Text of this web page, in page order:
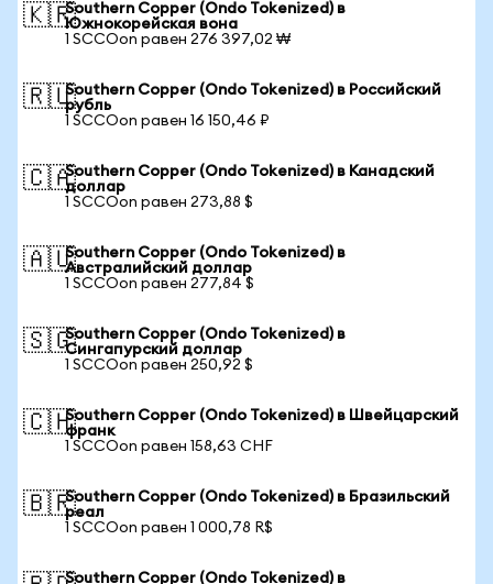
🇰🇷Southern Copper (Ondo Tokenized) в
Южнокорейская вона
1 SCCOon равен 276 397,02 ₩
🇷🇺Southern Copper (Ondo Tokenized) в Российский
рубль
1 SCCOon равен 16 150,46 ₽
🇨🇦Southern Copper (Ondo Tokenized) в Канадский
доллар
1 SCCOon равен 273,88 $
🇦🇺Southern Copper (Ondo Tokenized) в
Австралийский доллар
1 SCCOon равен 277,84 $
🇸🇬Southern Copper (Ondo Tokenized) в
Сингапурский доллар
1 SCCOon равен 250,92 $
🇨🇭Southern Copper (Ondo Tokenized) в Швейцарский
франк
1 SCCOon равен 158,63 CHF
🇧🇷Southern Copper (Ondo Tokenized) в Бразильский
реал
1 SCCOon равен 1 000,78 R$
Southern Copper (Ondo Tokenized) в